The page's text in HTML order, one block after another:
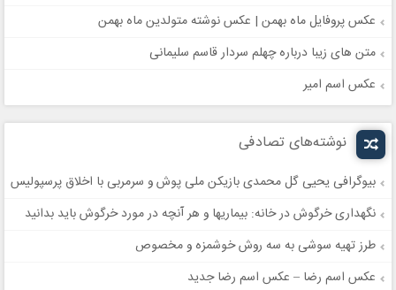
عکس پروفایل ماه بهمن | عکس نوشته متولدین ماه بهمن
متن های زیبا درباره چهلم سردار قاسم سلیمانی
عکس اسم امیر
نوشته‌های تصادفی
بیوگرافی یحیی گل محمدی بازیکن ملی پوش و سرمربی با اخلاق پرسپولیس
نگهداری خرگوش در خانه: بیماریها و هر آنچه در مورد خرگوش باید بدانید
طرز تهیه سوشی به سه روش خوشمزه و مخصوص
عکس اسم رضا – عکس اسم رضا جدید